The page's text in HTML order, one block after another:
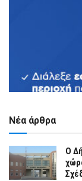
Νέα άρθρα
Ο